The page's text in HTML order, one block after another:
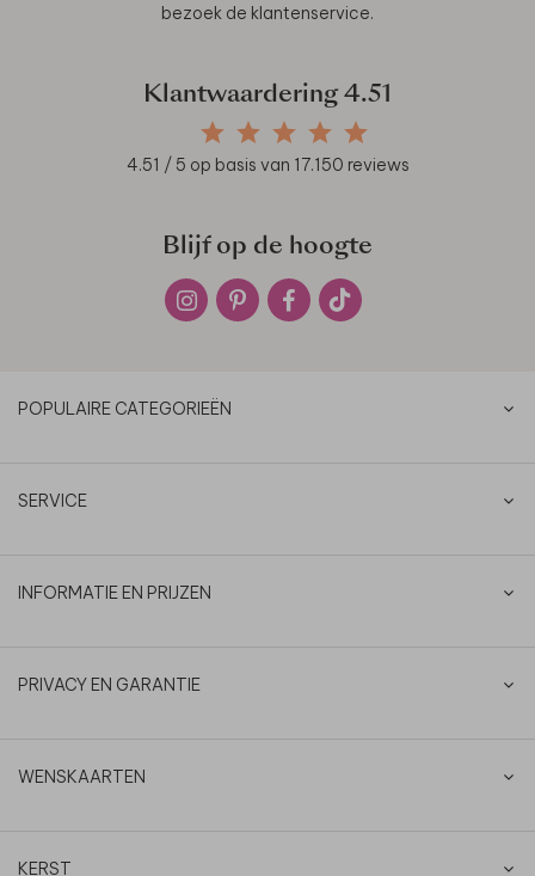
bezoek de klantenservice.
Klantwaardering 4.51
4.51 / 5 op basis van 17.150 reviews
Blijf op de hoogte
POPULAIRE CATEGORIEËN
SERVICE
INFORMATIE EN PRIJZEN
PRIVACY EN GARANTIE
WENSKAARTEN
KERST